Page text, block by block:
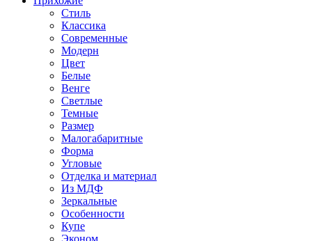
Стиль
Классика
Современные
Модерн
Цвет
Белые
Венге
Светлые
Темные
Размер
Малогабаритные
Форма
Угловые
Отделка и материал
Из МДФ
Зеркальные
Особенности
Купе
Эконом